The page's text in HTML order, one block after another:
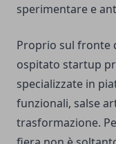
sperimentare e
Proprio sul fronte
ospitato startup
specializzate in
funzionali, salse
trasformazione.